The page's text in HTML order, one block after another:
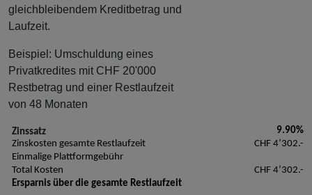
gleichbleibendem Kreditbetrag und
Laufzeit.
Beispiel: Umschuldung eines
Privatkredites mit CHF 20'000
Restbetrag und einer Restlaufzeit
von 48 Monaten
Zinssatz
9.90%
Zinskosten gesamte Restlaufzeit
CHF 4’302.-
Einmalige Plattformgebühr
Total Kosten
CHF 4’302.-
Ersparnis über die gesamte Restlaufzeit